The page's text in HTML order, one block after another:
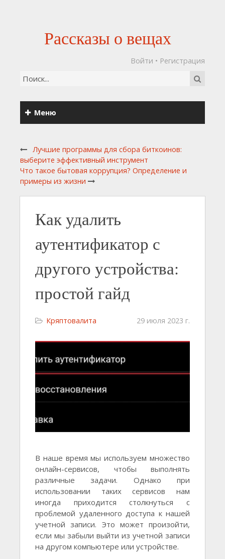
Рассказы о вещах
Войти • Регистрация
Меню
Лучшие программы для сбора биткоинов:
выберите эффективный инструмент
Что такое бытовая коррупция? Определение и
примеры из жизни
Как удалить
аутентификатор с
другого устройства:
простой гайд
Кряптовалита 29 июля 2023 г.
В наше время мы используем множество
онлайн-сервисов, чтобы выполнять
различные задачи. Однако при
использовании таких сервисов нам
иногда приходится столкнуться с
проблемой удаленного доступа к нашей
учетной записи. Это может произойти,
если мы забыли выйти из учетной записи
на другом компьютере или устройстве.